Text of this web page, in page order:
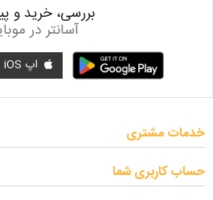
بررسی، خرید و
آسانتر در
اپ iOS
خدمات مشتری
حساب کاربری شما